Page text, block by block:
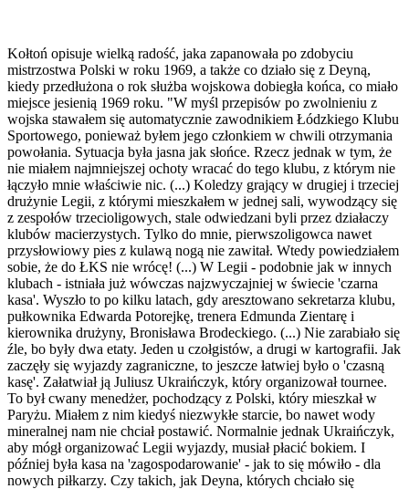
Kołtoń opisuje wielką radość, jaka zapanowała po zdobyciu
mistrzostwa Polski w roku 1969, a także co działo się z Deyną,
kiedy przedłużona o rok służba wojskowa dobiegła końca, co miało
miejsce jesienią 1969 roku. "W myśl przepisów po zwolnieniu z
wojska stawałem się automatycznie zawodnikiem Łódzkiego Klubu
Sportowego, ponieważ byłem jego członkiem w chwili otrzymania
powołania. Sytuacja była jasna jak słońce. Rzecz jednak w tym, że
nie miałem najmniejszej ochoty wracać do tego klubu, z którym nie
łączyło mnie właściwie nic. (...) Koledzy grający w drugiej i trzeciej
drużynie Legii, z którymi mieszkałem w jednej sali, wywodzący się
z zespołów trzecioligowych, stale odwiedzani byli przez działaczy
klubów macierzystych. Tylko do mnie, pierwszoligowca nawet
przysłowiowy pies z kulawą nogą nie zawitał. Wtedy powiedziałem
sobie, że do ŁKS nie wrócę! (...) W Legii - podobnie jak w innych
klubach - istniała już wówczas najzwyczajniej w świecie 'czarna
kasa'. Wyszło to po kilku latach, gdy aresztowano sekretarza klubu,
pułkownika Edwarda Potorejkę, trenera Edmunda Zientarę i
kierownika drużyny, Bronisława Brodeckiego. (...) Nie zarabiało się
źle, bo były dwa etaty. Jeden u czołgistów, a drugi w kartografii. Jak
zaczęły się wyjazdy zagraniczne, to jeszcze łatwiej było o 'czasną
kasę'. Załatwiał ją Juliusz Ukraińczyk, który organizował tournee.
To był cwany menedżer, pochodzący z Polski, który mieszkał w
Paryżu. Miałem z nim kiedyś niezwykłe starcie, bo nawet wody
mineralnej nam nie chciał postawić. Normalnie jednak Ukraińczyk,
aby mógł organizować Legii wyjazdy, musiał płacić bokiem. I
później była kasa na 'zagospodarowanie' - jak to się mówiło - dla
nowych piłkarzy. Czy takich, jak Deyna, których chciało się